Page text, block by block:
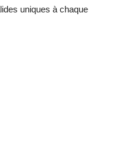
uniques à chaque